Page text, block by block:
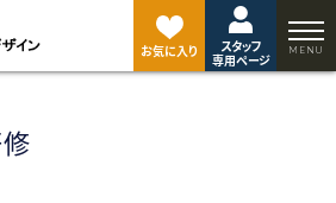
お気に入り
スタッフ
専用ページ